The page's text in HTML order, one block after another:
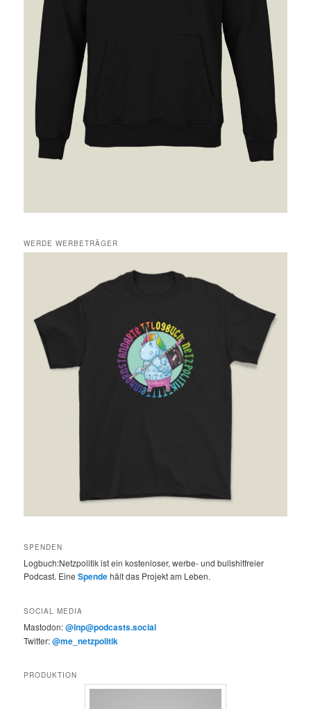
WERDE WERBETRÄGER
SPENDEN
Logbuch:Netzpolitik ist ein kostenloser, werbe- und bullshitfreier
Podcast. EineSpendehält das Projekt am Leben.
SOCIAL MEDIA
Mastodon:@lnp@podcasts.social
Twitter:@me_netzpolitik
PRODUKTION